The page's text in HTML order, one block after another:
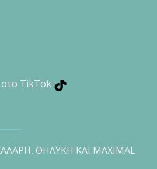
στο TikTok
ΘΗΛΥΚΗ ΚΑΙ MAXIMAL